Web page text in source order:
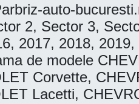
auto-
2, Sector 3,
2017, 2018,
de modele
Corvette,
Lacetti,